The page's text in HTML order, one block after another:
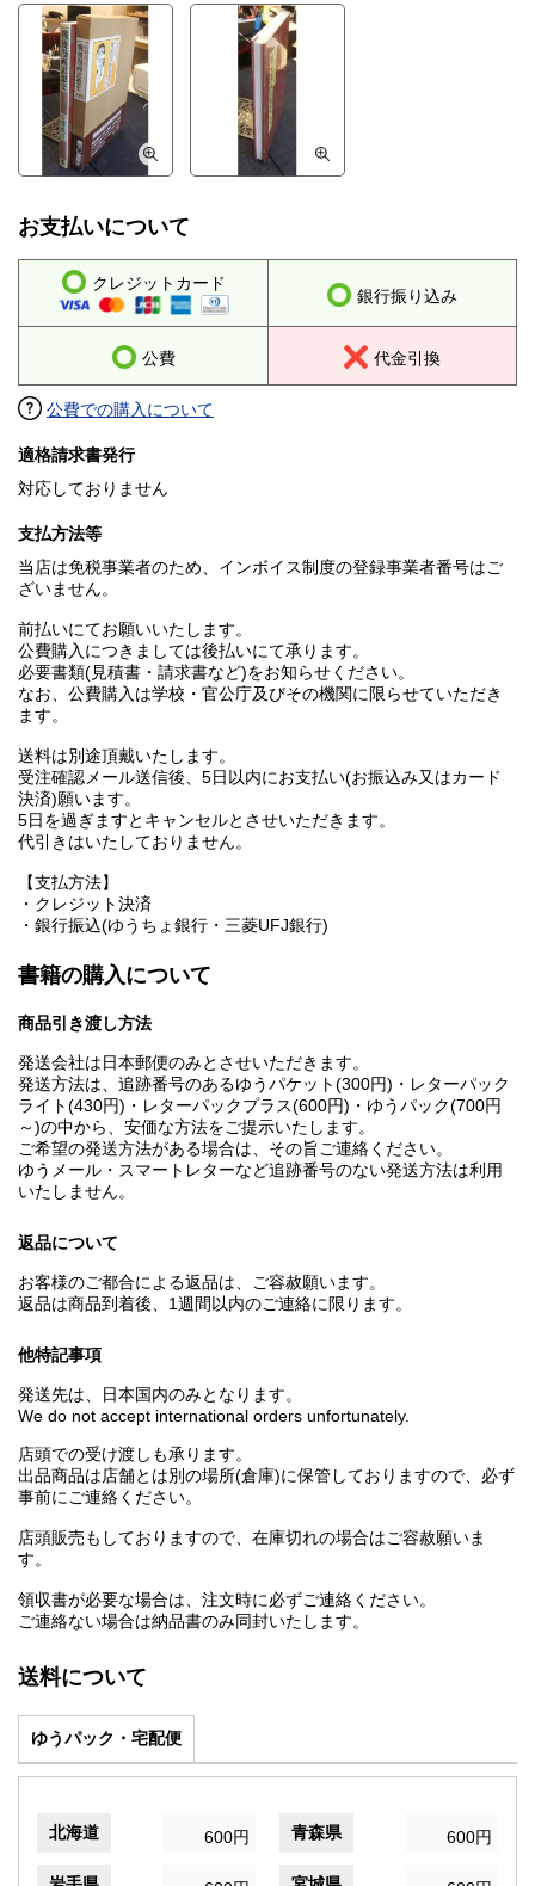
お支払いについて
クレジットカード
銀行振り込み
公費 代金引換
公費での購入について
適格請求書発行
対応しておりません
支払方法等
当店は免税事業者のため、インボイス制度の登録事業者番号はご
ざいません。
前払いにてお願いいたします。
公費購入につきましては後払いにて承ります。
必要書類(見積書・請求書など)をお知らせください。
なお、公費購入は学校・官公庁及びその機関に限らせていただき
ます。
送料は別途頂戴いたします。
受注確認メール送信後、5日以内にお支払い(お振込み又はカード
決済)願います。
5日を過ぎますとキャンセルとさせいただきます。
代引きはいたしておりません。
【支払方法】
・クレジット決済
・銀行振込(ゆうちょ銀行・三菱UFJ銀行)
書籍の購入について
商品引き渡し方法
発送会社は日本郵便のみとさせいただきます。
発送方法は、追跡番号のあるゆうパケット(300円)・レターパック
ライト(430円)・レターパックプラス(600円)・ゆうパック(700円
～)の中から、安価な方法をご提示いたします。
ご希望の発送方法がある場合は、その旨ご連絡ください。
ゆうメール・スマートレターなど追跡番号のない発送方法は利用
いたしません。
返品について
お客様のご都合による返品は、ご容赦願います。
返品は商品到着後、1週間以内のご連絡に限ります。
他特記事項
発送先は、日本国内のみとなります。
We do not accept international orders unfortunately.
店頭での受け渡しも承ります。
出品商品は店舗とは別の場所(倉庫)に保管しておりますので、必ず
事前にご連絡ください。
店頭販売もしておりますので、在庫切れの場合はご容赦願いま
す。
領収書が必要な場合は、注文時に必ずご連絡ください。
ご連絡ない場合は納品書のみ同封いたします。
送料について
ゆうパック・宅配便
北海道 600円 青森県 600円